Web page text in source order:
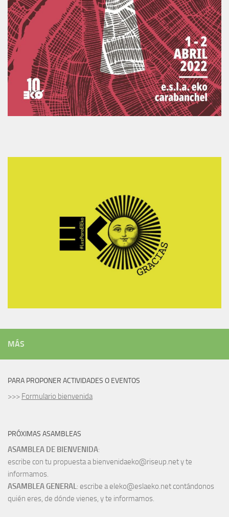
MÁS
PARA PROPONER ACTIVIDADES O EVENTOS
>>> Formulario bienvenida
PRÓXIMAS ASAMBLEAS
ASAMBLEA DE BIENVENIDA:
escribe con tu propuesta a bienvenidaeko@riseup.net y te
informamos.
ASAMBLEA GENERAL : escribe a eleko@eslaeko.net contándonos
quién eres, de dónde vienes, y te informamos.